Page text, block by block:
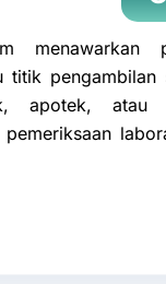
menawarkan
titik pengambilan
apotek, atau
pemeriksaan